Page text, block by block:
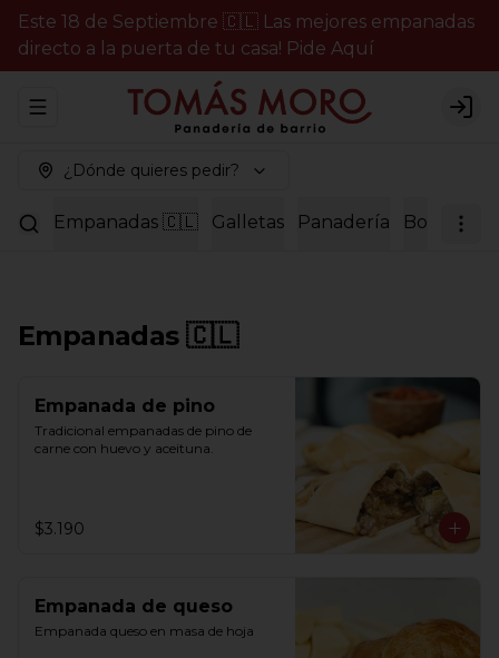
Este 18 de Septiembre 🇨🇱 Las mejores empanadas
directo a la puerta de tu casa! Pide Aquí
Abrir menu de navegación
¿Dónde quieres pedir?
Empanadas 🇨🇱 Galletas Panadería Bollería
Empanadas 🇨🇱
Empanada de pino
Tradicional empanadas de pino de
carne con huevo y aceituna.
$3.190
Empanada de queso
Empanada queso en masa de hoja